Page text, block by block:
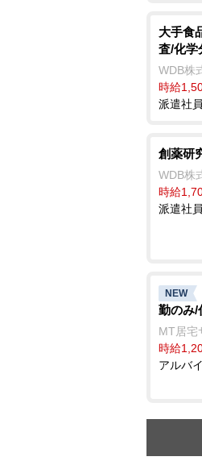
大手食
査/化学
WDB株
時給
派遣社
創薬研
WDB株
時給
派遣社
NEW
勤のみ/
MT居宅
時給
アルバ